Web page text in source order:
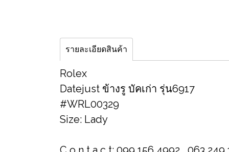
รายละเอียดสินค้า
Rolex
Datejust ข้างรู บัคเก่า รุ่น6917
#WRL00329
Size: Lady